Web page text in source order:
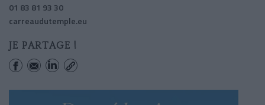
01 83 81 93 30
carreaudutemple.eu
JE PARTAGE !